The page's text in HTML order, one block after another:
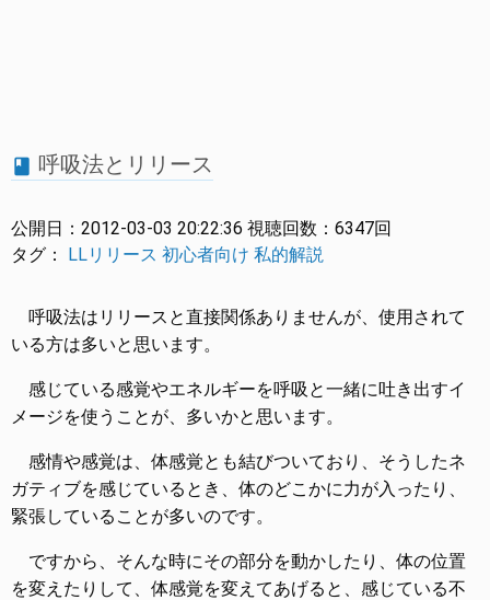
book 呼吸法とリリース
公開日： 2012-03-03 20:22:36 視聴回数： 6347回
タグ： LLリリース 初心者向け 私的解説
呼吸法はリリースと直接関係ありませんが、使用されて
いる方は多いと思います。
感じている感覚やエネルギーを呼吸と一緒に吐き出すイ
メージを使うことが、多いかと思います。
感情や感覚は、体感覚とも結びついており、そうしたネ
ガティブを感じているとき、体のどこかに力が入ったり、
緊張していることが多いのです。
ですから、そんな時にその部分を動かしたり、体の位置
を変えたりして、体感覚を変えてあげると、感じている不